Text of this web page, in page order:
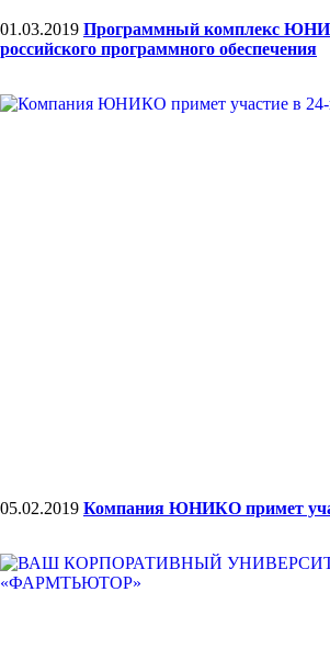
01.03.2019 Программный комплекс
российского программного обеспечения
05.02.2019 Компания ЮНИКО примет